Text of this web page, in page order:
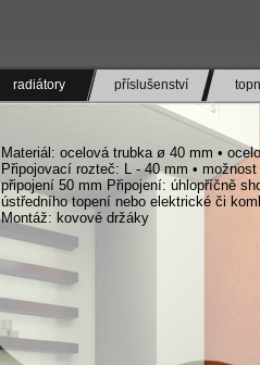
radiátory příslušenství
Materiál: ocelová trubka ø 40 mm •
Připojovací rozteč: L - 40 mm •
připojení 50 mm Připojení: úhlopříčně
ústředního topení nebo elektrické či
Montáž: kovové držáky